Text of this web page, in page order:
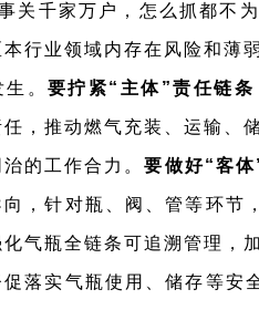
关千家万户，怎么抓都不
本行业领域内存在风险和薄
。 要拧紧“主体”责任链条
，推动燃气充装、运输、
的工作合力。要做好“客体
，针对瓶、阀、管等环节
气瓶全链条可追溯管理，
落实气瓶使用、储存等安